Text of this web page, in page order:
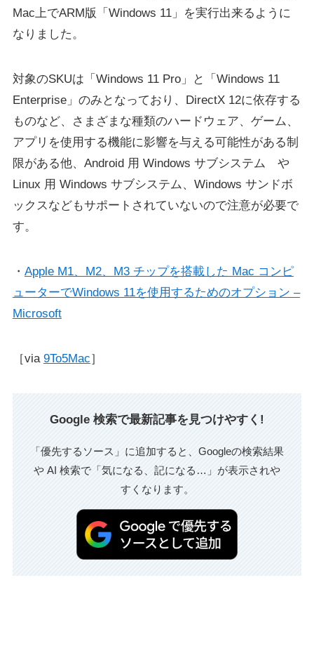
Mac上でARM版「Windows 11」を実行出来るように
なりました。
対象のSKUは「Windows 11 Pro」と「Windows 11
Enterprise」のみとなっており、DirectX 12に依存する
ものなど、さまざまな種類のハードウェア、ゲーム、
アプリを使用する機能に影響を与える可能性がある制
限がある他、Android 用 Windows サブシステム や
Linux 用 Windows サブシステム、Windows サンドボ
ックスなどもサポートされていないので注意が必要で
す。
・ Apple M1、M2、M3 チップを搭載した Mac コンピ
ューターでWindows 11を使用するためのオプション –
Microsoft
［via 9To5Mac］
Google 検索で最新記事を見つけやすく!
「優先するソース」に追加すると、Googleの検索結果
や AI 検索で「気になる、記になる…」が表示されや
すくなります。